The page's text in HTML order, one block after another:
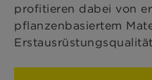
profitieren dabei von
pflanzenbasiertem